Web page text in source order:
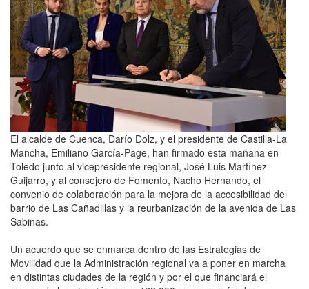
El alcalde de Cuenca, Darío Dolz, y el presidente de Castilla-La
Mancha, Emiliano García-Page, han firmado esta mañana en
Toledo junto al vicepresidente regional, José Luis Martínez
Guijarro, y al consejero de Fomento, Nacho Hernando, el
convenio de colaboración para la mejora de la accesibilidad del
barrio de Las Cañadillas y la reurbanización de la avenida de Las
Sabinas.
Un acuerdo que se enmarca dentro de las Estrategias de
Movilidad que la Administración regional va a poner en marcha
en distintas ciudades de la región y por el que financiará el